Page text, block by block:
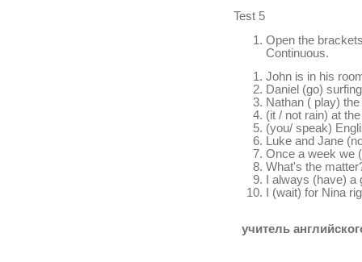
Test 5
Open the
Continuous.
John is in his
Daniel (go)
Nathan ( play)
(it / not rain) at
(you/ speak)
Luke and Jane
Once a week we
What's the
I always (have)
I (wait) for Nina
учитель